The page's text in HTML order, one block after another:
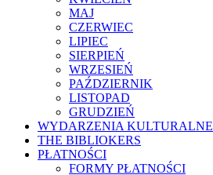
MAJ
CZERWIEC
LIPIEC
SIERPIEŃ
WRZESIEŃ
PAŹDZIERNIK
LISTOPAD
GRUDZIEŃ
WYDARZENIA KULTURALNE
THE BIBLIOKERS
PŁATNOŚCI
FORMY PŁATNOŚCI